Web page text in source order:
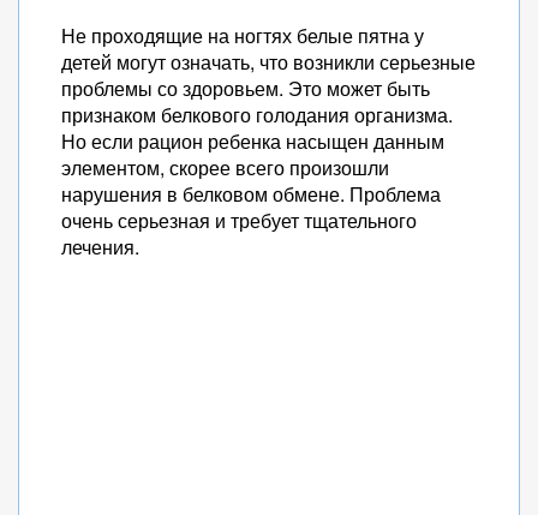
Не проходящие на ногтях белые пятна у
детей могут означать, что возникли серьезные
проблемы со здоровьем. Это может быть
признаком белкового голодания организма.
Но если рацион ребенка насыщен данным
элементом, скорее всего произошли
нарушения в белковом обмене. Проблема
очень серьезная и требует тщательного
лечения.